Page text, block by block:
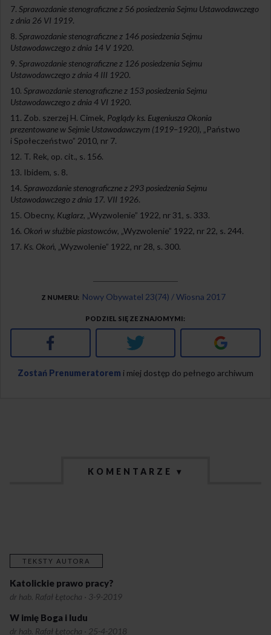
Sprawozdanie stenograficzne z 56 posiedzenia Sejmu Ustawodawczego
z dnia 26 VI 1919.
Sprawozdanie stenograficzne z 146 posiedzenia Sejmu
Ustawodawczego z dnia 14 V 1920.
Sprawozdanie stenograficzne z 126 posiedzenia Sejmu
Ustawodawczego z dnia 4 III 1920.
Sprawozdanie stenograficzne z 153 posiedzenia Sejmu
Ustawodawczego z dnia 4 VI 1920.
Zob. szerzej H. Cimek, Poglądy ks. Eugeniusza Okonia
prezentowane w Sejmie Ustawodawczym (1919–1920), „Państwo
i Społeczeństwo” 2010, nr 7.
T. Rek, op. cit., s. 156.
Ibidem, s. 8.
Sprawozdanie stenograficzne z 293 posiedzenia Sejmu
Ustawodawczego z dnia 17. VII 1926.
Obecny, Kuglarz, „Wyzwolenie” 1922, nr 31, s. 333.
Okoń w służbie piastowców, „Wyzwolenie” 1922, nr 22, s. 244.
Ks. Okoń, „Wyzwolenie” 1922, nr 28, s. 300.
Z NUMERU Nowy Obywatel 23(74) / Wiosna 2017
PODZIEL SIĘ ZE ZNAJOMYMI
Facebook Twitter Google+
Zostań Prenumeratorem i miej dostęp do pełnego archiwum
KOMENTARZE ▾
TEKSTY AUTORA
Katolickie prawo pracy?
dr hab. Rafał Łętocha · 3-9-2019
W imię Boga i ludu
dr hab. Rafał Łętocha · 25-4-2018